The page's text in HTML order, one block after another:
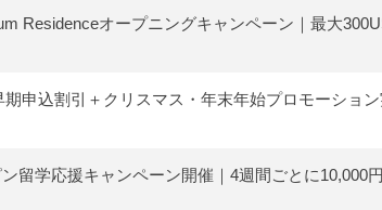
Residenceオープニングキャンペーン｜最大
期申込割引＋クリスマス・年末年始プロモーショ
留学応援キャンペーン開催｜4週間ごとに10,000